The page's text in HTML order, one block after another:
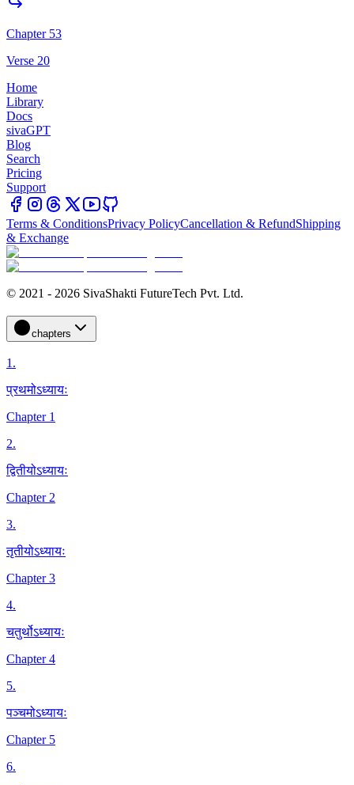
Chapter 53
Verse 20
Home
Library
Docs
sivaGPT
Blog
Search
Pricing
Support
Terms & ConditionsPrivacy PolicyCancellation & RefundShipping
& Exchange
© 2021 - 2026 SivaShakti FutureTech Pvt. Ltd.
chapters
1.
प्रथमोऽध्यायः
Chapter 1
2.
द्वितीयोऽध्यायः
Chapter 2
3.
तृतीयोऽध्यायः
Chapter 3
4.
चतुर्थोऽध्यायः
Chapter 4
5.
पञ्चमोऽध्यायः
Chapter 5
6.